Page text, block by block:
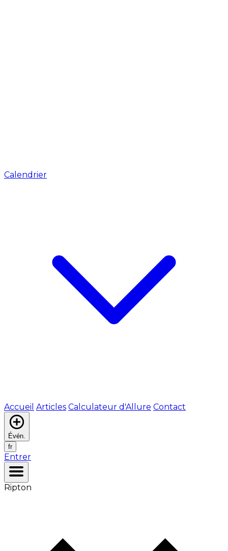
Calendrier
Accueil Articles Calculateur d'Allure Contact
Évén.
fr
Entrer
Ripton